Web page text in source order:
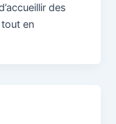
des
en